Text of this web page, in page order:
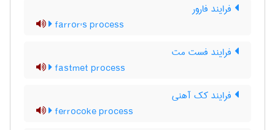
فرایند فارور
farror's process
فرایند فست مت
fastmet process
فرایند کک آهنی
ferrocoke process